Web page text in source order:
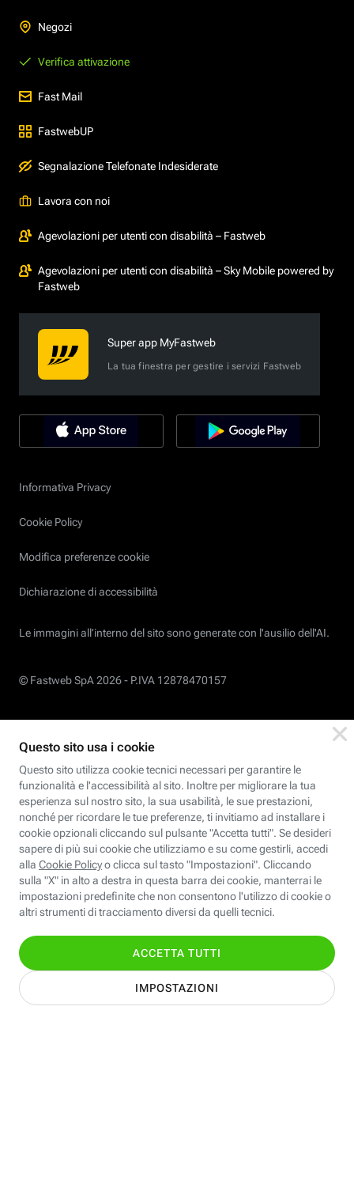
Negozi
Verifica attivazione
Fast Mail
FastwebUP
Segnalazione Telefonate Indesiderate
Lavora con noi
Agevolazioni per utenti con disabilità – Fastweb
Agevolazioni per utenti con disabilità – Sky Mobile powered by
Fastweb
Super app MyFastweb
La tua finestra per gestire i servizi Fastweb
Informativa Privacy
Cookie Policy
Modifica preferenze cookie
Dichiarazione di accessibilità
Le immagini all’interno del sito sono generate con l'ausilio dell'AI.
© Fastweb SpA 2026 - P.IVA 12878470157